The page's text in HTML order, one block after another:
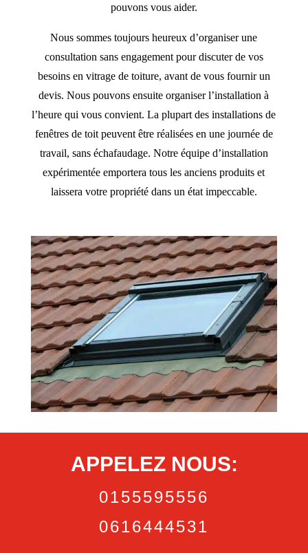
pouvons vous aider.
Nous sommes toujours heureux d’organiser une
consultation sans engagement pour discuter de vos
besoins en vitrage de toiture, avant de vous fournir un
devis. Nous pouvons ensuite organiser l’installation à
l’heure qui vous convient. La plupart des installations de
fenêtres de toit peuvent être réalisées en une journée de
travail, sans échafaudage. Notre équipe d’installation
expérimentée emportera tous les anciens produits et
laissera votre propriété dans un état impeccable.
APPELEZ NOUS:
0155595556
0616444531